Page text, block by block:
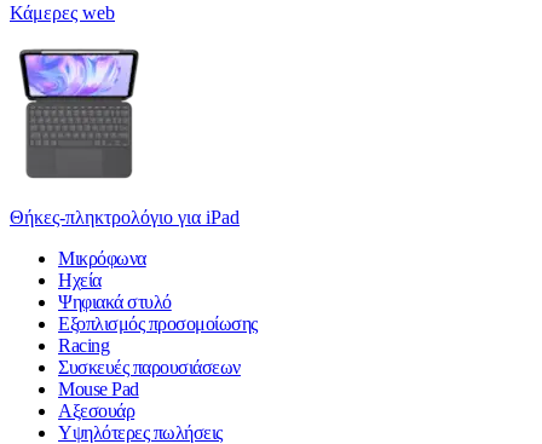
Κάμερες web
Θήκες-πληκτρολόγιο για iPad
Μικρόφωνα
Ηχεία
Ψηφιακά στυλό
Εξοπλισμός προσομοίωσης
Racing
Συσκευές παρουσιάσεων
Mouse Pad
Αξεσουάρ
Υψηλότερες πωλήσεις